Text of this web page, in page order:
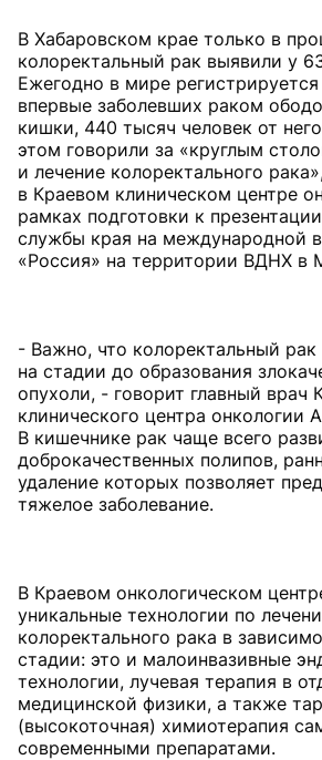
В Хабаровском крае только в
колоректальный рак выявили у
Ежегодно в мире
впервые заболевших раком
кишки, 440 тысяч человек от
этом говорили за «круглым
и лечение колоректального
в Краевом клиническом центре
рамках подготовки к
службы края на международной
«Россия» на территории ВДНХ в
- Важно, что колоректальный
на стадии до образования
опухоли, - говорит главный врач
клинического центра онкологии
В кишечнике рак чаще всего
доброкачественных полипов,
удаление которых позволяет
тяжелое заболевание.
В Краевом онкологическом
уникальные технологии по
колоректального рака в
стадии: это и малоинвазивные
технологии, лучевая терапия в
медицинской физики, а также
(высокоточная) химиотерапия
современными препаратами.